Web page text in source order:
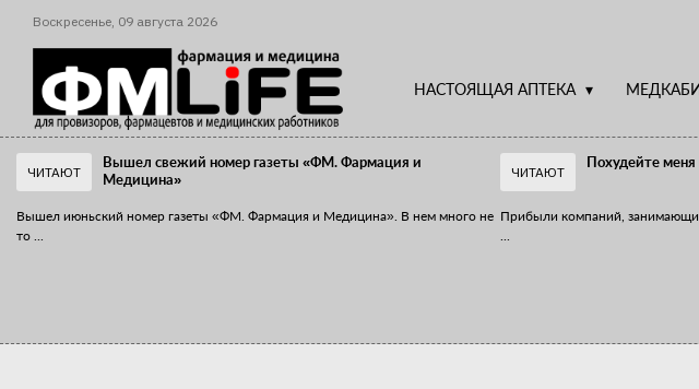
Воскресенье, 09 августа 2026
НАСТОЯЩАЯ АПТЕКА
ЧИТАЮТ
Вышел свежий номер газеты «ФМ. Фармация и
Медицина»
Вышел июньский номер газеты «ФМ. Фармация и Медицина». В нем много не
то
ЧИТАЮТ
Похудейте меня
Прибыли компаний,